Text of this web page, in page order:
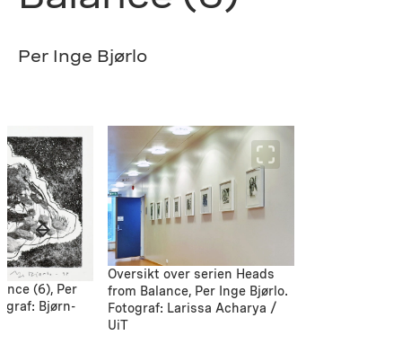
Per Inge Bjørlo
(6), Per
Bjørn-
Oversikt over serien Heads
from Balance, Per Inge Bjørlo.
Fotograf: Larissa Acharya /
UiT